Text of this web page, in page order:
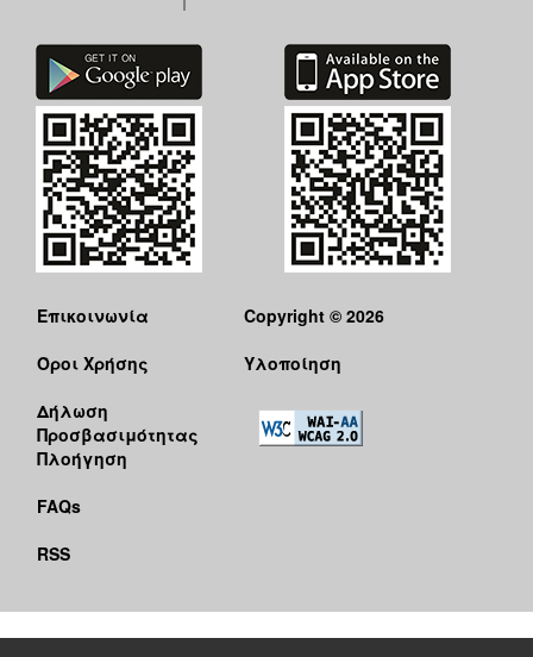
Επικοινωνία
Όροι Χρήσης
Δήλωση
Προσβασιμότητας
Πλοήγηση
FAQs
RSS
Copyright © 2026
Υλοποίηση